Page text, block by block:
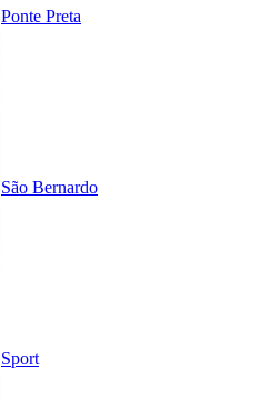
Ponte Preta
São Bernardo
Sport